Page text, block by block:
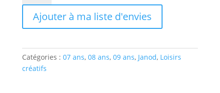
SET
CRÉATIF
SEQUINS
CLOUTER
DANSEUSES
Ajouter à ma liste d'envies
Catégories : 07 ans, 08 ans, 09 ans, Janod, Loisirs
créatifs